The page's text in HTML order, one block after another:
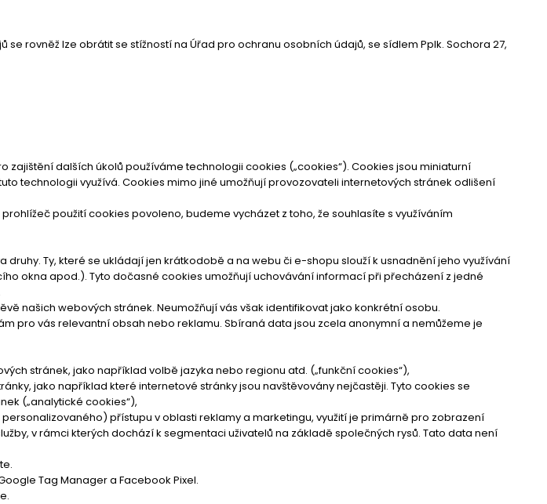
rovněž lze obrátit se stížností na Úřad pro ochranu osobních údajů, se sídlem Pplk. Sochora 27,
dalších úkolů používáme technologii cookies („cookies“). Cookies jsou miniaturní
technologii využívá. Cookies mimo jiné umožňují provozovateli internetových stránek odlišení
použití cookies povoleno, budeme vycházet z toho, že souhlasíte s využíváním
Ty, které se ukládají jen krátkodobě a na webu či e-shopu slouží k usnadnění jeho využívání
okna apod.). Tyto dočasné cookies umožňují uchovávání informací při přecházení z jedné
našich webových stránek. Neumožňují vás však identifikovat jako konkrétní osobu.
pro vás relevantní obsah nebo reklamu. Sbíraná data jsou zcela anonymní a nemůžeme je
stránek, jako například volbě jazyka nebo regionu atd. („funkční cookies“),
jako například které internetové stránky jsou navštěvovány nejčastěji. Tyto cookies se
(„analytické cookies“),
přístupu v oblasti reklamy a marketingu, využití je primárně pro zobrazení
v rámci kterých dochází k segmentaci uživatelů na základě společných rysů. Tato data není
Tag Manager a Facebook Pixel.